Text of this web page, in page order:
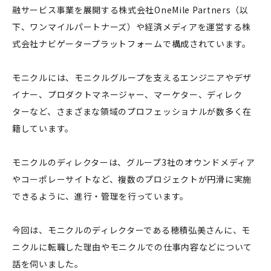
融サービス事業を展開する株式会社OneMile Partners（以
下、ワンマイルパートナーズ）や経済メディアを運営する株
式会社ナビゲータープラットフォームで構成されています。
モニクルには、モニクルグループを支えるエンジニアやデザ
イナー、プロダクトマネージャー、マーケター、ディレク
ターなど、さまざまな領域のプロフェッショナルが数多く在
籍しています。
モニクルのディレクターは、グループ3社のオウンドメディア
やコーポレーサイトなど、複数のプロジェクトが円滑に実施
できるように、進行・管理を行っています。
今回は、モニクルのディレクターである穂積弘美さんに、モ
ニクルに転職した理由やモニクルでの仕事内容などについて
話を伺いました。